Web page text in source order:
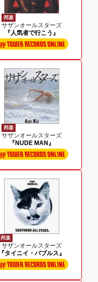
邦楽
サザンオールスターズ
『人気者で行こう』
邦楽
サザンオールスターズ
『NUDE MAN』
邦楽
サザンオールスターズ
『タイニイ・バブルス』